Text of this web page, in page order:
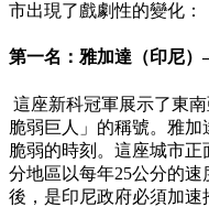
市出現了戲劇性的變化：
第一名：雅加達（印尼
這座新科冠軍展示了東
脆弱巨人」的稱號。雅
脆弱的時刻。這座城市
分地區以每年25公分的
後，是印尼政府必須加速